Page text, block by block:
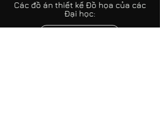
Các đồ án thiết kế Đồ họa của các
Đại học: